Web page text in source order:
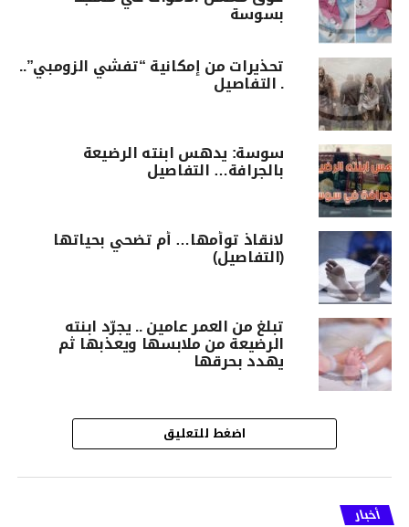
بسوسة
تحذيرات من إمكانية “تفشي الزومبي”..
. التفاصيل
سوسة: يدهس ابنته الرضيعة
بالجرافة… التفاصيل
لانقاذ توأمها… أم تضحي بحياتها
(التفاصيل)
تبلغ من العمر عامين .. يجرّد ابنته
الرضيعة من ملابسها ويعذبها ثم
يهدد بحرقها
اضغط للتعليق
أخبار